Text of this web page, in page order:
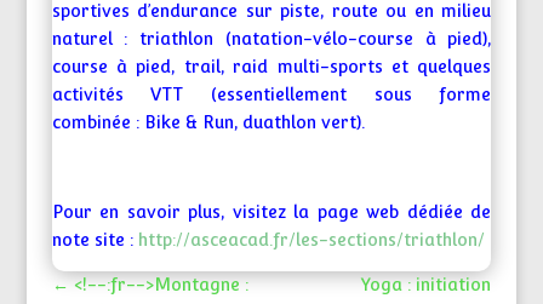
sportives d’endurance sur piste, route ou en milieu
naturel : triathlon (natation-vélo-course à pied),
course à pied, trail, raid multi-sports et quelques
activités VTT (essentiellement sous forme
combinée : Bike & Run, duathlon vert).
Pour en savoir plus, visitez la page web dédiée de
note site : http://asceacad.fr/les-sections/triathlon/
← <!--:fr-->Montagne :
Yoga : initiation